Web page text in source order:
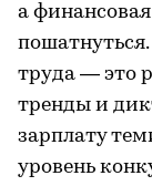
а
труда — это
тренды и
зарплату
уровень